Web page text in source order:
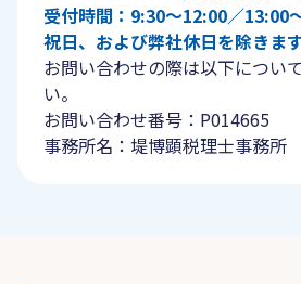
受付時間：9:30〜12:00／13:00
祝日、および弊社休日を除きます
お問い合わせの際は以下につい
い。
お問い合わせ番号：P014665
事務所名：堤博顕税理士事務所